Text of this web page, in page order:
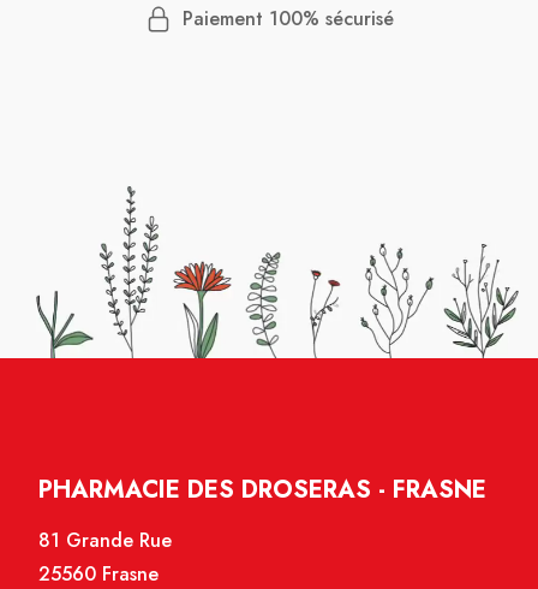
Paiement 100% sécurisé
PHARMACIE DES DROSERAS - FRASNE
81 Grande Rue
25560 Frasne